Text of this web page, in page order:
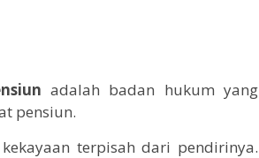
adalah badan hukum yang
pensiun.
terpisah dari pendirinya.